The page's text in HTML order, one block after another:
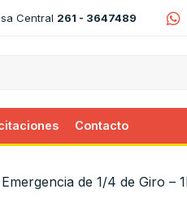
Central 261 - 3647489
Contacto
de 1/4 de Giro –